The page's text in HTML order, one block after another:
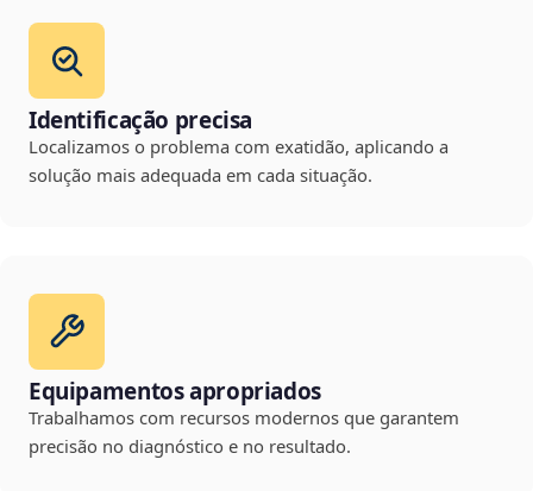
Identificação precisa
Localizamos o problema com exatidão, aplicando a
solução mais adequada em cada situação.
Equipamentos apropriados
Trabalhamos com recursos modernos que garantem
precisão no diagnóstico e no resultado.